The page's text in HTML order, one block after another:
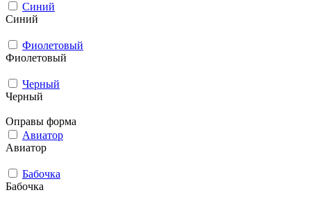
Синий
Синий
Фиолетовый
Фиолетовый
Черный
Черный
Оправы форма
Авиатор
Авиатор
Бабочка
Бабочка